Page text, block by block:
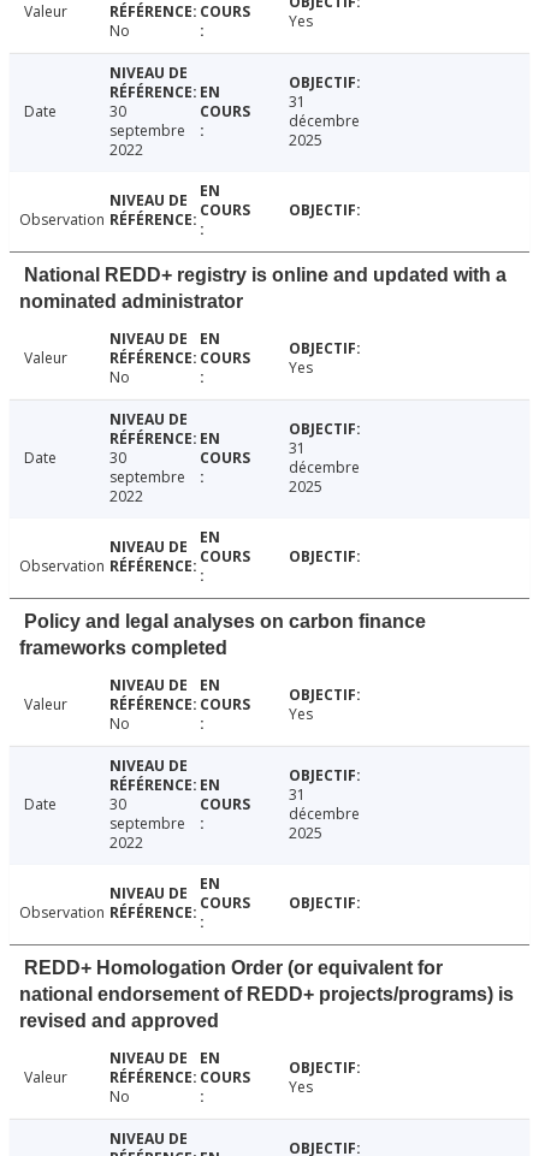
Valeur
No
Yes
Date
30
septembre
2022
31
décembre
2025
Observation
National REDD+ registry is online and updated with a
nominated administrator
Valeur
No
Yes
Date
30
septembre
2022
31
décembre
2025
Observation
Policy and legal analyses on carbon finance
frameworks completed
Valeur
No
Yes
Date
30
septembre
2022
31
décembre
2025
Observation
REDD+ Homologation Order (or equivalent for
national endorsement of REDD+ projects/programs) is
revised and approved
Valeur
No
Yes